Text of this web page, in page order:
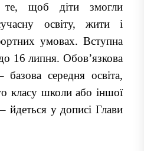
щоб діти змогли
освіту, жити і
умовах. Вступна
16 липня. Обов’язкова
середня освіта,
класу школи або іншої
йдеться у дописі Глави